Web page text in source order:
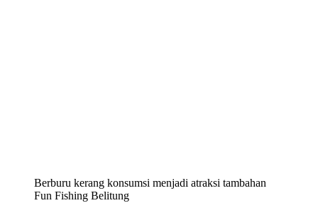
Berburu kerang konsumsi menjadi atraksi tambahan
Fun Fishing Belitung